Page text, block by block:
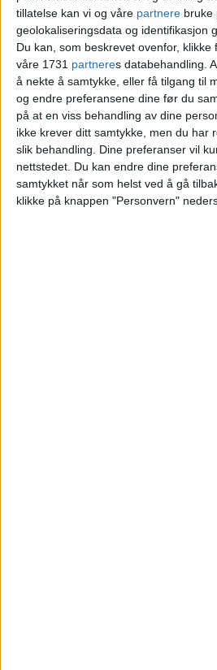
tillatelse kan vi og våre partnere bruke
geolokaliseringsdata og identifikasjon
Du kan, som beskrevet ovenfor, klikke
våre 1731 partneres databehandling.
å nekte å samtykke, eller få tilgang til
og endre preferansene dine før du
på at en viss behandling av dine
ikke krever ditt samtykke, men du har
slik behandling. Dine preferanser vil
nettstedet. Du kan endre dine
samtykket når som helst ved å gå
klikke på knappen "Personvern"
meter lang, så da må vi
sier han.
Oterhals sier det legges
med tydelige rammer
– Det blir festlig på
Fotballfesten, og vi lager